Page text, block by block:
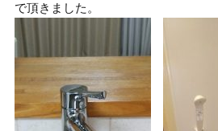
で頂きました。